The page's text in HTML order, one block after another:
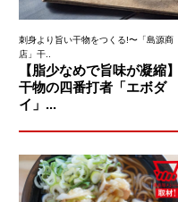
刺身より旨い干物をつくる!〜「島源商
店」干..
【脂少なめで旨味が凝縮】
干物の四番打者「エボダ
イ」...